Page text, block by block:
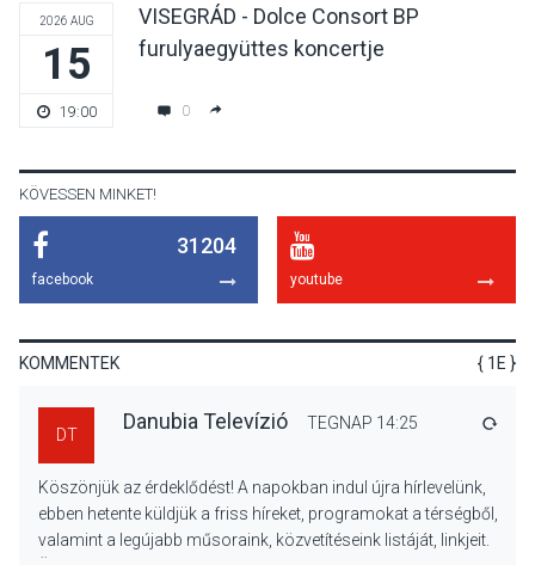
KULTÚRA
Különleges nyári élményt
kínálnak a szabadtéri
előadások a Skanzenben
2026 AUG
15
19:00
VISEGRÁD - Dolce Consort BP
furulyaegyüttes koncertje
0
KÖVESSEN MINKET!
31204
facebook youtube
KOMMENTEK { 1E }
DT
Danubia Televízió TEGNAP 14:25
Köszönjük az érdeklődést! A napokban indul újra hírlevelünk,
ebben hetente küldjük a friss híreket, programokat a térségből,
valamint a legújabb műsoraink, közvetítéseink listáját, linkjeit.